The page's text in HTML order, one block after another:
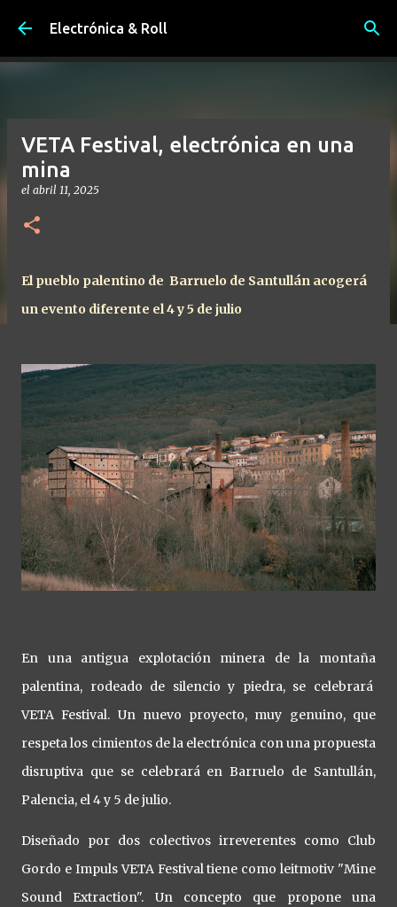
Ir al contenido principal
Electrónica & Roll
VETA Festival, electrónica en una
mina
el abril 11, 2025
El pueblo palentino de Barruelo de Santullán acogerá
un evento diferente el 4 y 5 de julio
En una antigua explotación minera de la montaña
palentina, rodeado de silencio y piedra, se celebrará
VETA Festival. Un nuevo proyecto, muy genuino, que
respeta los cimientos de la electrónica con una propuesta
disruptiva que se celebrará en Barruelo de Santullán,
Palencia, el 4 y 5 de julio.
Diseñado por dos colectivos irreverentes como Club
Gordo e Impuls VETA Festival tiene como leitmotiv "Mine
Sound Extraction". Un concepto que propone una